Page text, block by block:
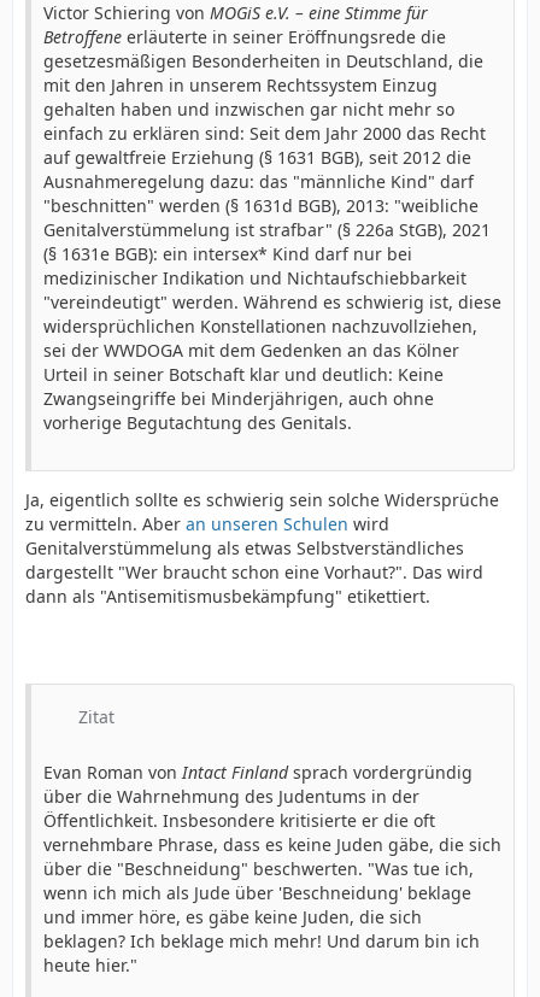
Victor Schiering von MOGiS e.V. – eine Stimme für
Betroffene erläuterte in seiner Eröffnungsrede die
gesetzesmäßigen Besonderheiten in Deutschland, die
mit den Jahren in unserem Rechtssystem Einzug
gehalten haben und inzwischen gar nicht mehr so
einfach zu erklären sind: Seit dem Jahr 2000 das Recht
auf gewaltfreie Erziehung (§ 1631 BGB), seit 2012 die
Ausnahmeregelung dazu: das "männliche Kind" darf
"beschnitten" werden (§ 1631d BGB), 2013: "weibliche
Genitalverstümmelung ist strafbar" (§ 226a StGB), 2021
(§ 1631e BGB): ein intersex* Kind darf nur bei
medizinischer Indikation und Nichtaufschiebbarkeit
"vereindeutigt" werden. Während es schwierig ist, diese
widersprüchlichen Konstellationen nachzuvollziehen,
sei der WWDOGA mit dem Gedenken an das Kölner
Urteil in seiner Botschaft klar und deutlich: Keine
Zwangseingriffe bei Minderjährigen, auch ohne
vorherige Begutachtung des Genitals.
Ja, eigentlich sollte es schwierig sein solche Widersprüche
zu vermitteln. Aber an unseren Schulen wird
Genitalverstümmelung als etwas Selbstverständliches
dargestellt "Wer braucht schon eine Vorhaut?". Das wird
dann als "Antisemitismusbekämpfung" etikettiert.
Zitat
Evan Roman vonIntact Finlandsprach vordergründig
über die Wahrnehmung des Judentums in der
Öffentlichkeit. Insbesondere kritisierte er die oft
vernehmbare Phrase, dass es keine Juden gäbe, die sich
über die "Beschneidung" beschwerten. "Was tue ich,
wenn ich mich als Jude über 'Beschneidung' beklage
und immer höre, es gäbe keine Juden, die sich
beklagen? Ich beklage mich mehr! Und darum bin ich
heute hier."